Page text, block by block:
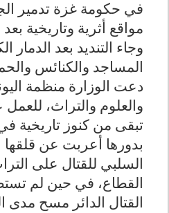
في حكومة غزة تدمير
مواقع أثرية وتاريخية
وجاء التنديد بعد الدمار
المساجد والكنائس
دعت الوزارة منظمة
والعلوم والتراث،
تبقى من كنوز تاريخية
بدورها أعربت عن قلقها
السلبي للقتال على
القطاع، في حين لم
القتال الدائر مسح